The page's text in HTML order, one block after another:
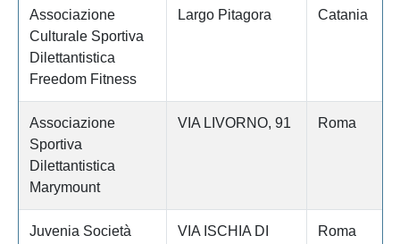
Associazione
Culturale Sportiva
Dilettantistica
Freedom Fitness
Largo Pitagora Catania
Associazione
Sportiva
Dilettantistica
Marymount
VIA LIVORNO, 91 Roma
Juvenia Società
VIA ISCHIA DI
Roma